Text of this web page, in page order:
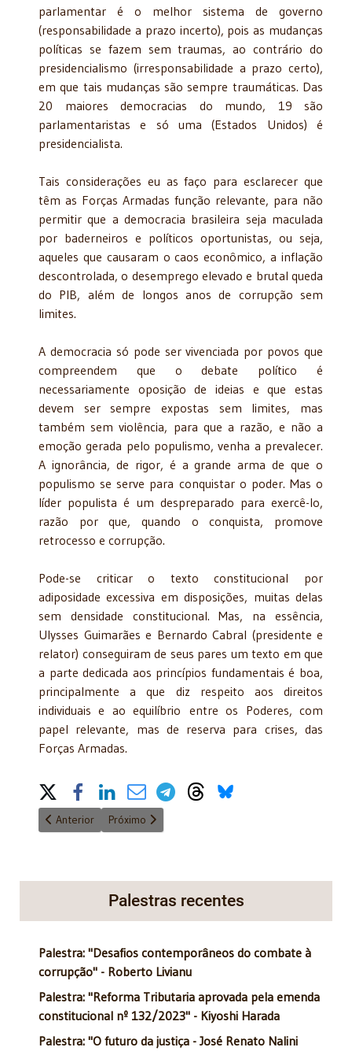
parlamentar é o melhor sistema de governo
(responsabilidade a prazo incerto), pois as mudanças
políticas se fazem sem traumas, ao contrário do
presidencialismo (irresponsabilidade a prazo certo),
em que tais mudanças são sempre traumáticas. Das
20 maiores democracias do mundo, 19 são
parlamentaristas e só uma (Estados Unidos) é
presidencialista.
Tais considerações eu as faço para esclarecer que
têm as Forças Armadas função relevante, para não
permitir que a democracia brasileira seja maculada
por baderneiros e políticos oportunistas, ou seja,
aqueles que causaram o caos econômico, a inflação
descontrolada, o desemprego elevado e brutal queda
do PIB, além de longos anos de corrupção sem
limites.
A democracia só pode ser vivenciada por povos que
compreendem que o debate político é
necessariamente oposição de ideias e que estas
devem ser sempre expostas sem limites, mas
também sem violência, para que a razão, e não a
emoção gerada pelo populismo, venha a prevalecer.
A ignorância, de rigor, é a grande arma de que o
populismo se serve para conquistar o poder. Mas o
líder populista é um despreparado para exercê-lo,
razão por que, quando o conquista, promove
retrocesso e corrupção.
Pode-se criticar o texto constitucional por
adiposidade excessiva em disposições, muitas delas
sem densidade constitucional. Mas, na essência,
Ulysses Guimarães e Bernardo Cabral (presidente e
relator) conseguiram de seus pares um texto em que
a parte dedicada aos princípios fundamentais é boa,
principalmente a que diz respeito aos direitos
individuais e ao equilíbrioentre os Poderes, com
papel relevante, mas de reserva para crises, das
Forças Armadas.
Share on Social Media
Artigo anterior: O retorno do Estatuto destruidor das Famílias
Anterior Próximo artigo: A Advocacia e o Ministério
Próximo
Palestras recentes
Palestra: "Desafios contemporâneos do combate à
corrupção" - Roberto Livianu
Palestra: "Reforma Tributaria aprovada pela emenda
constitucional nº 132/2023" - Kiyoshi Harada
Palestra: "O futuro da justiça - José Renato Nalini